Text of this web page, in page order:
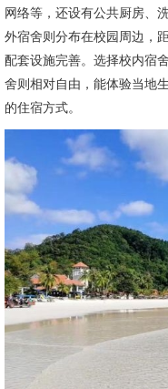
网络等，还设有公共厨房、
外宿舍则分布在校园周边，
配套设施完善。选择校内宿
舍则相对自由，能体验当地
的住宿方式。